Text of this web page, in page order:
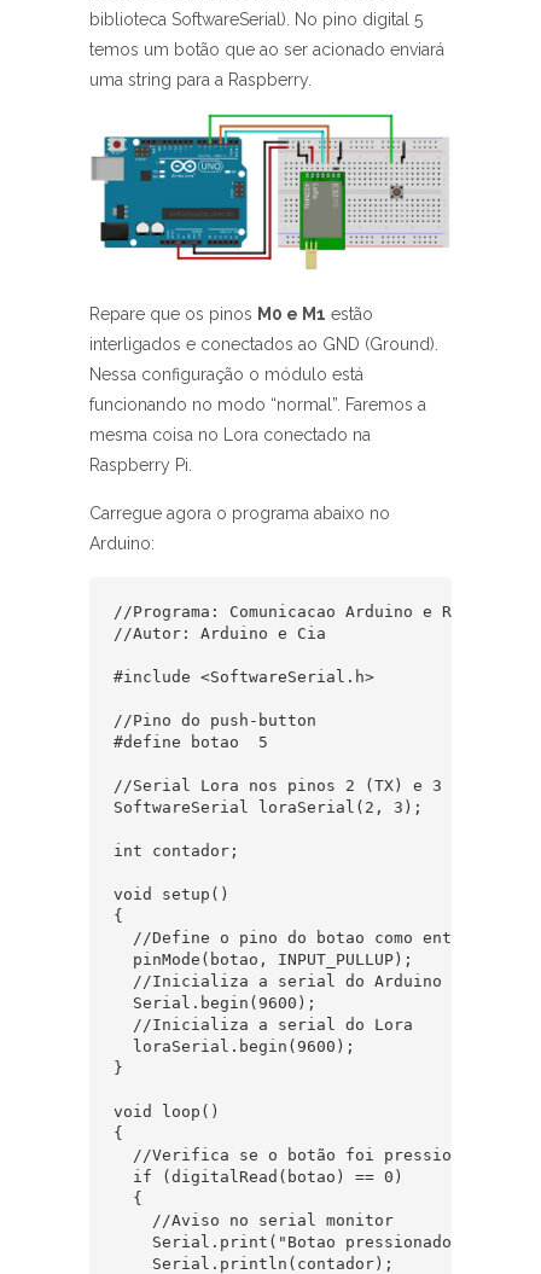
biblioteca SoftwareSerial). No pino digital 5
temos um botão que ao ser acionado enviará
uma string para a Raspberry.
Repare que os pinos M0 e M1 estão
interligados e conectados ao GND (Ground).
Nessa configuração o módulo está
funcionando no modo “normal”. Faremos a
mesma coisa no Lora conectado na
Raspberry Pi.
Carregue agora o programa abaixo no
Arduino:
//Programa: Comunicacao Arduino e Raspberry
//Autor: Arduino e Cia
#include <SoftwareSerial.h>
//Pino do push-button
#define botao  5
//Serial Lora nos pinos 2 (TX) e 3 (RX)
SoftwareSerial loraSerial(2, 3);
int contador;
void setup()
{
  //Define o pino do botao como entrada
  pinMode(botao, INPUT_PULLUP);
  //Inicializa a serial do Arduino
  Serial.begin(9600);
  //Inicializa a serial do Lora
  loraSerial.begin(9600);
}
void loop()
{
  //Verifica se o botão foi pressionado
  if (digitalRead(botao) == 0)
  {
    //Aviso no serial monitor
Serial.print("Botao pressionado -
    Serial.println(contador);